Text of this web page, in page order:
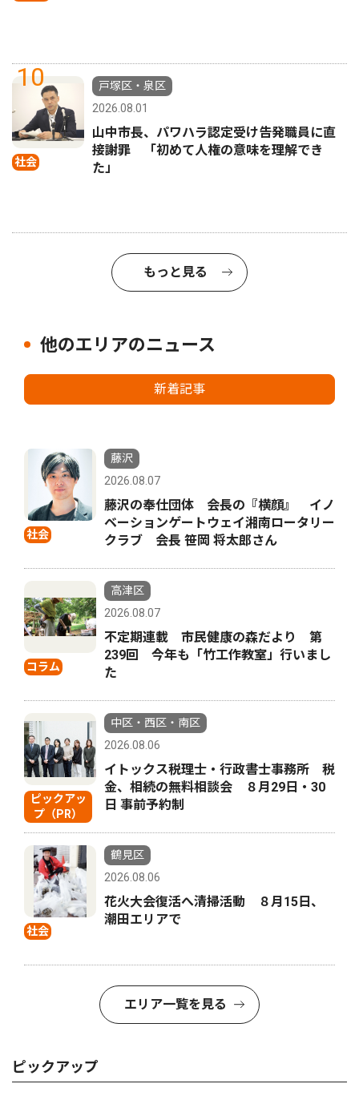
10
社会
戸塚区・泉区
2026.08.01
山中市長、パワハラ認定受け告発職員に直
接謝罪 「初めて人権の意味を理解でき
た」
もっと見る
他のエリアのニュース
新着記事
社会
藤沢
2026.08.07
藤沢の奉仕団体 会長の『横顔』 イノ
ベーションゲートウェイ湘南ロータリー
クラブ 会長 笹岡 将太郎さん
コラム
高津区
2026.08.07
不定期連載 市民健康の森だより 第
239回 今年も「竹工作教室」行いまし
た
ピックアッ
プ（PR）
中区・西区・南区
2026.08.06
イトックス税理士・行政書士事務所 税
金、相続の無料相談会 ８月29日・30
日 事前予約制
社会
鶴見区
2026.08.06
花火大会復活へ清掃活動 ８月15日、
潮田エリアで
エリア一覧を見る
ピックアップ